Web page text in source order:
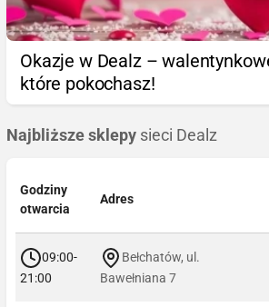
Okazje w Dealz –
które pokochasz!
Najbliższe sklepy sieci Dealz
Godziny
otwarcia
Adres
09:00-
21:00
Bełchatów, ul.
Bawełniana 7